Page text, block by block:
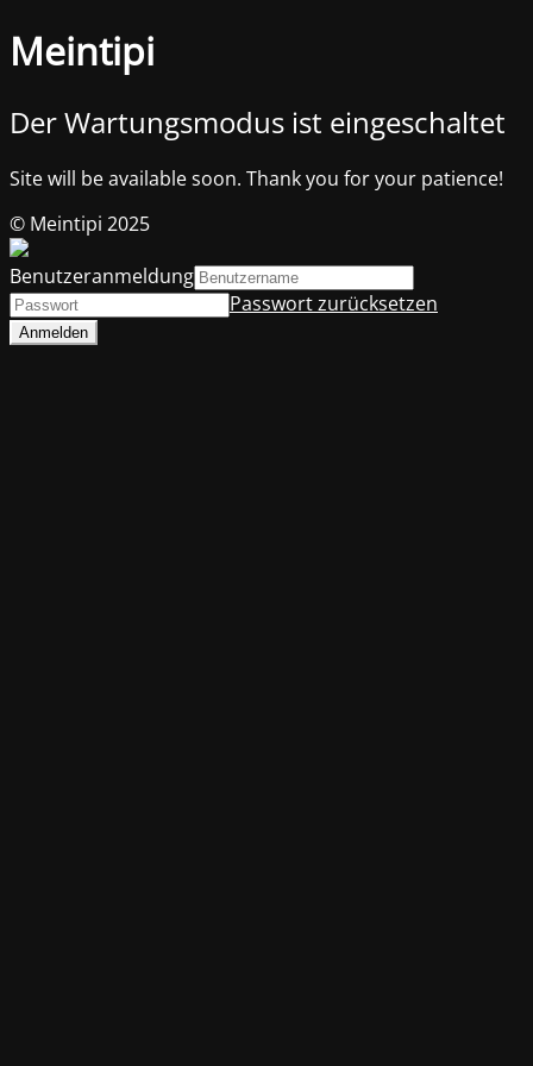
Meintipi
Der Wartungsmodus ist eingeschaltet
Site will be available soon. Thank you for your patience!
© Meintipi 2025
Benutzeranmeldung
Passwort zurücksetzen